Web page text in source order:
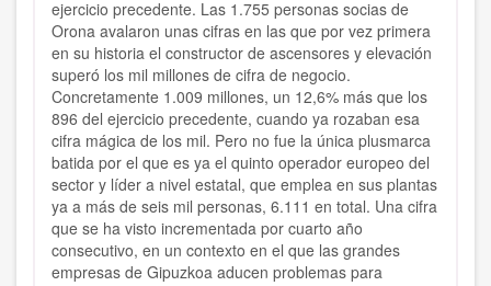
ejercicio precedente. Las 1.755 personas socias de
Orona avalaron unas cifras en las que por vez primera
en su historia el constructor de ascensores y elevación
superó los mil millones de cifra de negocio.
Concretamente 1.009 millones, un 12,6% más que los
896 del ejercicio precedente, cuando ya rozaban esa
cifra mágica de los mil. Pero no fue la única plusmarca
batida por el que es ya el quinto operador europeo del
sector y líder a nivel estatal, que emplea en sus plantas
ya a más de seis mil personas, 6.111 en total. Una cifra
que se ha visto incrementada por cuarto año
consecutivo, en un contexto en el que las grandes
empresas de Gipuzkoa aducen problemas para